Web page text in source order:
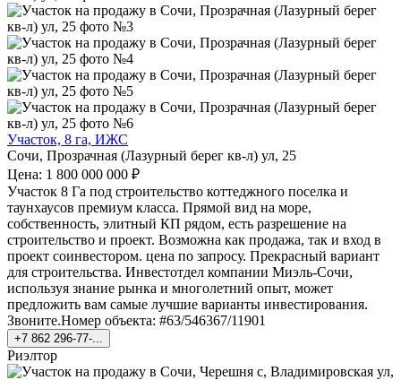
Участок, 8 га, ИЖС
Сочи, Прозрачная (Лазурный берег кв-л) ул, 25
Цена: 1 800 000 000 ₽
Участок 8 Га под строительство коттеджного поселка и
таунхаусов премиум класса. Прямой вид на море,
собственность, элитный КП рядом, есть разрешение на
строительство и проект. Возможна как продажа, так и вход в
проект соинвестором. цена по запросу. Прекрасный вариант
для строительства. Инвестотдел компании Миэль-Сочи,
используя знание рынка и многолетний опыт, может
предложить вам самые лучшие варианты инвестирования.
Звоните.Номер объекта: #63/546367/11901
+7 862 296-77-...
Риэлтор